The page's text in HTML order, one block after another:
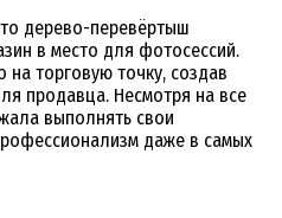
дерево-перевёртыш
в место для фотосессий.
на торговую точку, создав
продавца. Несмотря на все
выполнять свои
даже в самых